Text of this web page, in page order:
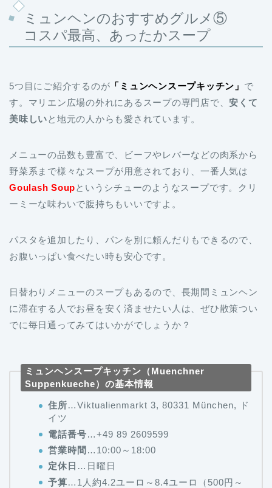
ミュンヘンのおすすめグルメ⑤
コスパ最高、あったかスープ
5つ目にご紹介するのが 「ミュンヘンスープキッチン」 で
す。マリエン広場の外れにあるスープの専門店で、安くて
美味しいと地元の人からも愛されています。
メニューの品数も豊富で、ビーフやレバーなどの肉系から
野菜系まで様々なスープが用意されており、一番人気は
Goulash Soupというシチューのようなスープです。クリ
ーミーな味わいで腹持ちもいいですよ。
パスタを追加したり、パンを別に頼んだりもできるので、
お腹いっぱい食べたい時も安心です。
日替わりメニューのスープもあるので、長期間ミュンヘン
に滞在する人でお昼を安く済ませたい人は、ぜひ散策つい
でに毎日通ってみてはいかがでしょうか？
ミュンヘンスープキッチン（Muenchner
Suppenkueche）の基本情報
住所…Viktualienmarkt 3, 80331 München, ド
イツ
電話番号…+49 89 2609599
営業時間 …10:00～18:00
定休日 …日曜日
予算…1人約4.2ユーロ～8.4ユーロ（500円～